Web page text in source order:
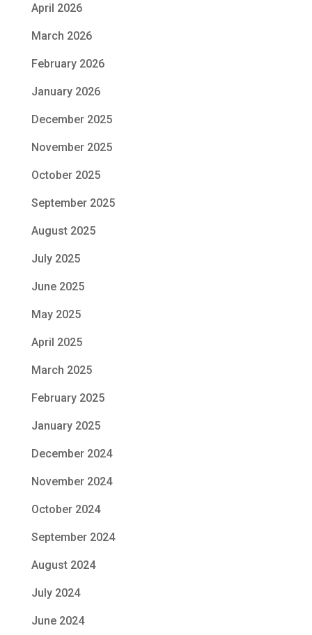
April 2026
March 2026
February 2026
January 2026
December 2025
November 2025
October 2025
September 2025
August 2025
July 2025
June 2025
May 2025
April 2025
March 2025
February 2025
January 2025
December 2024
November 2024
October 2024
September 2024
August 2024
July 2024
June 2024